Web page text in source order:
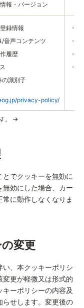
報・バージョン
録情報
/音声コンテンツ
履歴
の識別子
privacy-policy/
・
・
・
・
でクッキーを無効に
効にした場合、カー
に動作しなくなりま
変更
、本クッキーポリシ
更が軽微又は形式的
ーポリシーの内容及
らせします。変更後の